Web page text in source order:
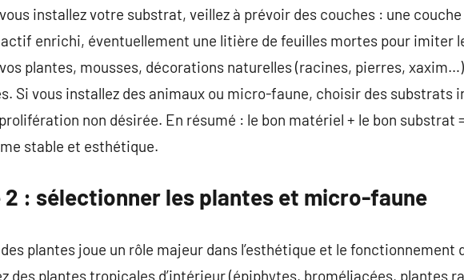
installez votre substrat, veillez à prévoir des couches : une
enrichi, éventuellement une litière de feuilles mortes pour imiter
plantes, mousses, décorations naturelles (racines, pierres,
Si vous installez des animaux ou micro-faune, choisir des substrats
non désirée. En résumé : le bon matériel + le bon substrat
stable et esthétique.
2 : sélectionner les plantes et micro-faune
plantes joue un rôle majeur dans l’esthétique et le
des plantes tropicales d’intérieur (épiphytes, broméliacées, plantes